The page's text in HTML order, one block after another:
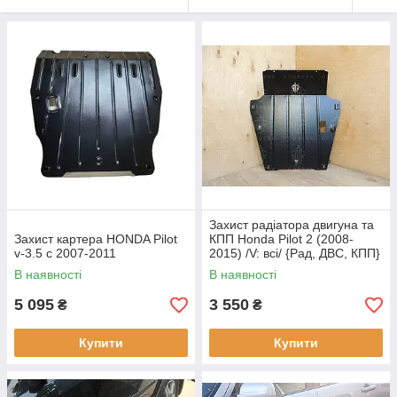
Захист картера HONDA Pilot
v-3.5 c 2007-2011
В наявності
5 095 ₴
Купити
Захист радіатора двигуна та
КПП Honda Pilot 2 (2008-
2015) /V: всі/ {Рад, ДВС, КПП}
КГМ8 Д16
В наявності
3 550 ₴
Купити